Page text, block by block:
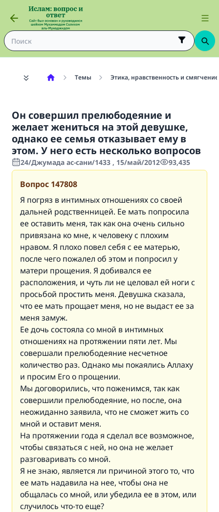
Темы Этика, нравственность и
Он совершил прелюбодеяние и
желает жениться на этой девушке,
однако ее семья отказывает ему в
этом. У него есть несколько вопросов
24/Джумада ас-сани/1433 , 15/май/2012 93,435
Вопрос 147808
Я погряз в интимных отношениях со своей
дальней родственницей. Ее мать попросила
ее оставить меня, так как она очень сильно
привязана ко мне, к человеку с плохим
нравом. Я плохо повел себя с ее матерью,
после чего пожалел об этом и попросил у
матери прощения. Я добивался ее
расположения, и чуть ли не целовал ей ноги с
просьбой простить меня. Девушка сказала,
что ее мать прощает меня, но не выдаст ее за
меня замуж.
Ее дочь состояла со мной в интимных
отношениях на протяжении пяти лет. Мы
совершали прелюбодеяние несчетное
количество раз. Однако мы покаялись Аллаху
и просим Его о прощении.
Мы договорились, что поженимся, так как
совершили прелюбодеяние, но после, она
неожиданно заявила, что не сможет жить со
мной и оставит меня.
На протяжении года я сделал все возможное,
чтобы связаться с ней, но она не желает
разговаривать со мной.
Я не знаю, является ли причиной этого то, что
ее мать надавила на нее, чтобы она не
общалась со мной, или убедила ее в этом, или
случилось что-то еще?